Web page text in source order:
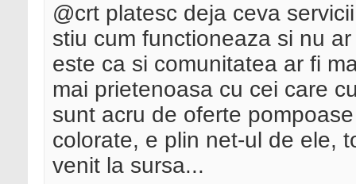
@crt platesc deja ceva
stiu cum functioneaza si nu
este ca si comunitatea ar fi
mai prietenoasa cu cei care
sunt acru de oferte
colorate, e plin net-ul de ele,
venit la sursa...